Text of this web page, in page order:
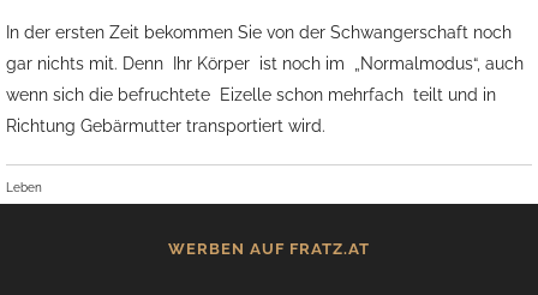
In der ersten Zeit bekommen Sie von der Schwangerschaft noch
gar nichts mit. Denn Ihr Körper ist noch im „Normalmodus“, auch
wenn sich die befruchtete Eizelle schon mehrfach teilt und in
Richtung Gebärmutter transportiert wird.
Leben
WERBEN AUF FRATZ.AT